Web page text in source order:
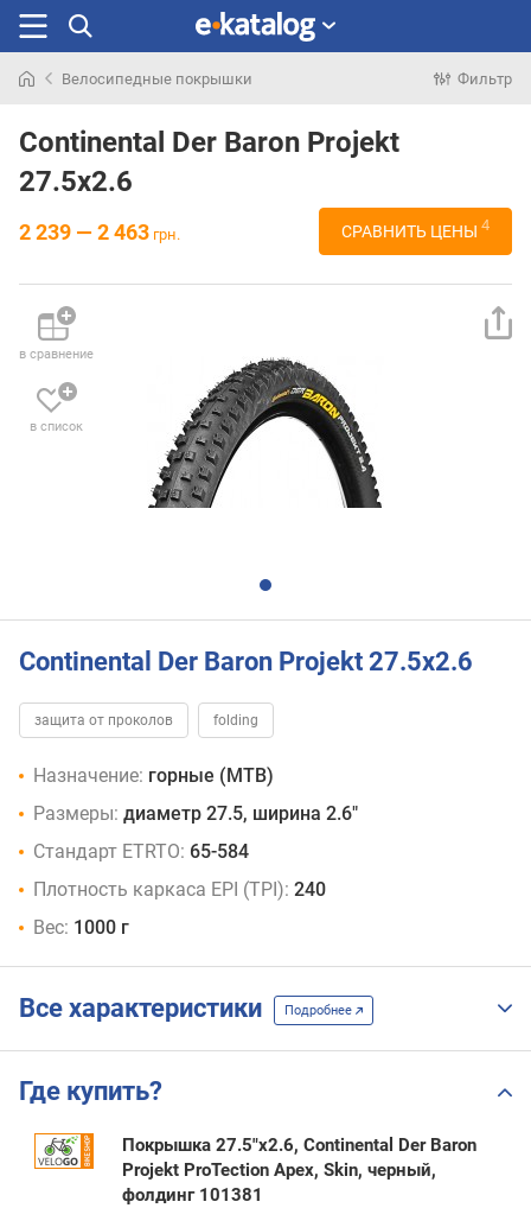
раньше
Велосипедные покрышки Фильтр
Continental Der Baron Projekt
27.5x2.6
2 239 — 2 463 грн. СРАВНИТЬ ЦЕНЫ 4
в сравнение
в список
Continental Der Baron Projekt 27.5x2.6
защита от проколов folding
Назначение: горные (MTB)
Размеры: диаметр 27.5, ширина 2.6"
Стандарт ETRTO: 65-584
Плотность каркаса EPI (TPI): 240
Вес: 1000 г
Все характеристики Подробнее
Где купить?
Покрышка 27.5"x2.6, Continental Der Baron
Projekt ProTection Apex, Skin, черный,
фолдинг 101381